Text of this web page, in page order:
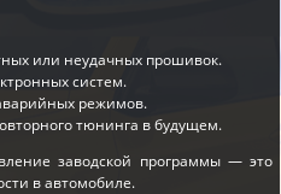
или неудачных прошивок.
систем.
режимов.
тюнинга в будущем.
заводской программы — это
в автомобиле.